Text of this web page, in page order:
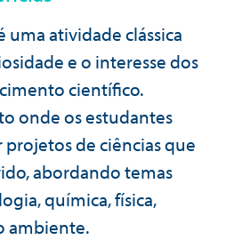
uma atividade clássica
e o interesse dos
científico.
onde os estudantes
projetos de ciências que
abordando temas
química, física,
ambiente.